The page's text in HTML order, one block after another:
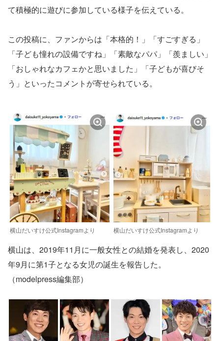
て積極的に遊びに参加している様子を伝えている。
この投稿に、ファンからは「本格的！」「すごすぎる」
「子ども憧れの設備ですね」「素敵なパパ」「羨ましい」
「おしゃれなカフェかと思いました」「子どもが喜びそ
う」といったコメントが寄せられている。
横山だいすけ公式Instagramより 横山だいすけ公式Instagramより
横山は、2019年11月に一般女性との結婚を発表し、2020
年9月に第1子となる女児の誕生を報告した。
（modelpress編集部）